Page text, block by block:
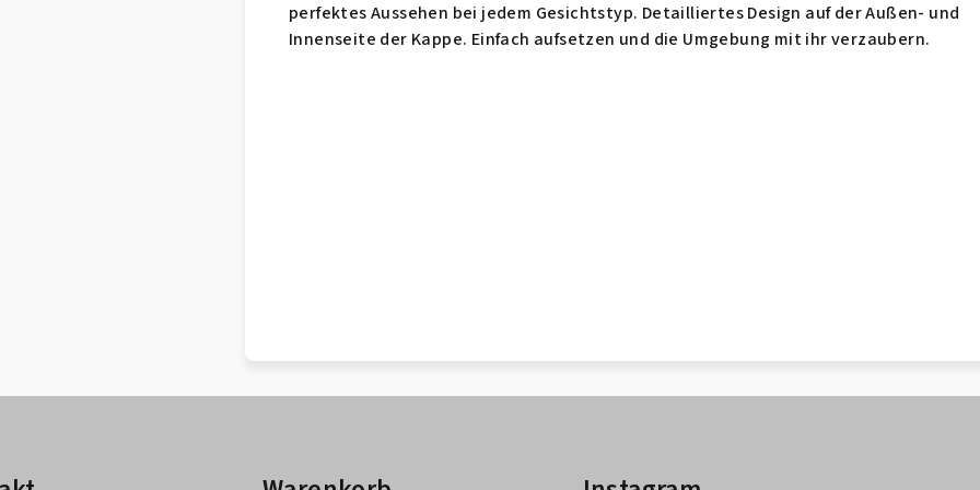
perfektes Aussehen bei jedem Gesichtstyp. Detailliertes Design auf der Außen- und
Innenseite der Kappe. Einfach aufsetzen und die Umgebung mit ihr verzaubern.